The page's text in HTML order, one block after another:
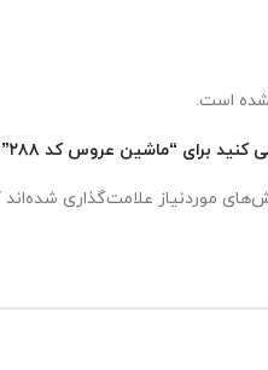
است.
برای “ماشین عروس کد ۲۸۸”
موردنیاز علامت‌گذاری شده‌اند